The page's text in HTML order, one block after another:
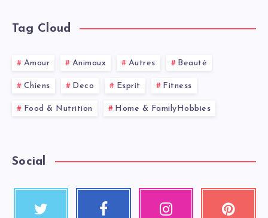
Tag Cloud
Amour Animaux Autres Beauté
Chiens Deco Esprit Fitness
Food & Nutrition Home & FamilyHobbies
Social